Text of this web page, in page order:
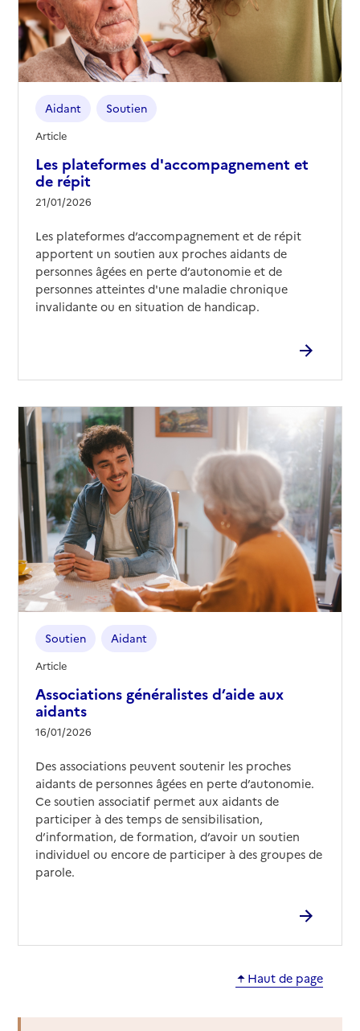
Les plateformes d'accompagnement et
de répit
21/01/2026
Aidant Soutien
Article
Les plateformes d’accompagnement et de répit
apportent un soutien aux proches aidants de
personnes âgées en perte d’autonomie et de
personnes atteintes d'une maladie chronique
invalidante ou en situation de handicap.
Associations généralistes d’aide aux
aidants
16/01/2026
Soutien Aidant
Article
Des associations peuvent soutenir les proches
aidants de personnes âgées en perte d’autonomie.
Ce soutien associatif permet aux aidants de
participer à des temps de sensibilisation,
d’information, de formation, d’avoir un soutien
individuel ou encore de participer à des groupes de
parole.
Haut de page